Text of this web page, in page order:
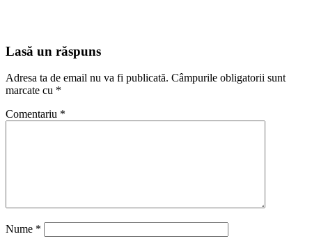
Lasă un răspuns
Adresa ta de email nu va fi publicată. Câmpurile obligatorii sunt
marcate cu *
Comentariu *
Nume *